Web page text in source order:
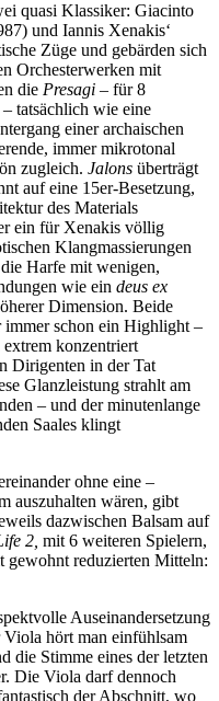
quasi Klassiker: Giacinto
und Iannis Xenakis‘
Züge und gebärden sich
Orchesterwerken mit
die Presagi – für 8
tatsächlich wie eine
einer archaischen
immer mikrotonal
zugleich. Jalons überträgt
auf eine 15er-Besetzung,
des Materials
ein für Xenakis völlig
Klangmassierungen
Harfe mit wenigen,
wie ein deus ex
Dimension. Beide
schon ein Highlight –
konzentriert
Dirigenten in der Tat
Glanzleistung strahlt am
– und der minutenlange
Saales klingt
ohne eine –
auszuhalten wären, gibt
dazwischen Balsam auf
2, mit 6 weiteren Spielern,
gewohnt reduzierten Mitteln:
Auseinandersetzung
hört man einfühlsam
die Stimme eines der letzten
Die Viola darf dennoch
der Abschnitt, wo